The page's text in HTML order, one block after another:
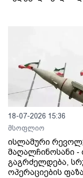
18-07-2026 15:36
მსოფლიო
ისლამური
მაღალჩინოსანი -
გაგრძელდება,
ოპერაციების